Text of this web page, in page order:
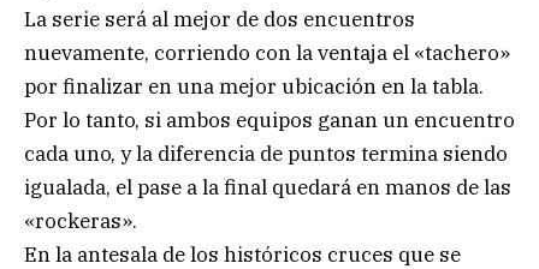
La serie será al mejor de dos encuentros
nuevamente, corriendo con la ventaja el «tachero»
por finalizar en una mejor ubicación en la tabla.
Por lo tanto, si ambos equipos ganan un encuentro
cada uno, y la diferencia de puntos termina siendo
igualada, el pase a la final quedará en manos de las
«rockeras».
En la antesala de los históricos cruces que se